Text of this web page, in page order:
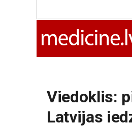
Viedoklis:
Latvijas